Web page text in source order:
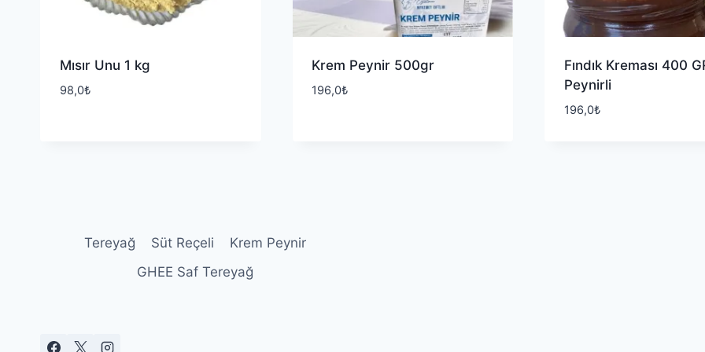
Mısır Unu 1 kg
98,0₺
Krem Peynir 500gr
196,0₺
Fındık Kreması 400
Peynirli
196,0₺
Tereyağ Süt Reçeli
Krem Peynir
GHEE Saf Tereyağ